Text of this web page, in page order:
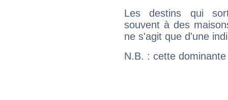
Les destins qui
souvent à des
ne s'agit que d'une
N.B. : cette